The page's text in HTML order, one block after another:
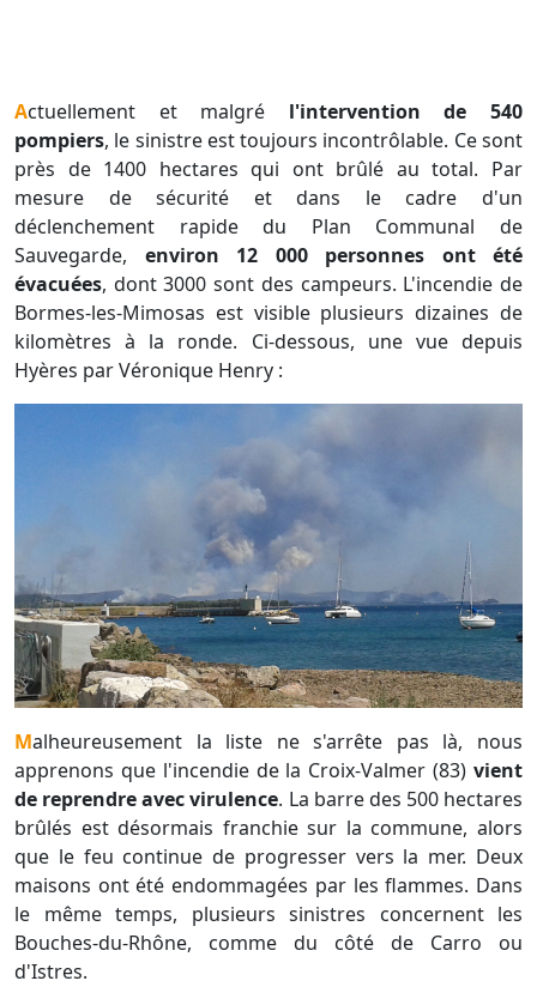
Actuellement et malgré l'intervention de 540
pompiers, le sinistre est toujours incontrôlable. Ce sont
près de 1400 hectares qui ont brûlé au total. Par
mesure de sécurité et dans le cadre d'un
déclenchement rapide du Plan Communal de
Sauvegarde, environ 12 000 personnes ont été
évacuées, dont 3000 sont des campeurs. L'incendie de
Bormes-les-Mimosas est visible plusieurs dizaines de
kilomètres à la ronde. Ci-dessous, une vue depuis
Hyères par Véronique Henry :
Malheureusement la liste ne s'arrête pas là, nous
apprenons que l'incendie de la Croix-Valmer (83) vient
de reprendre avec virulence. La barre des 500 hectares
brûlés est désormais franchie sur la commune, alors
que le feu continue de progresser vers la mer. Deux
maisons ont été endommagées par les flammes. Dans
le même temps, plusieurs sinistres concernent les
Bouches-du-Rhône, comme du côté de Carro ou
d'Istres.